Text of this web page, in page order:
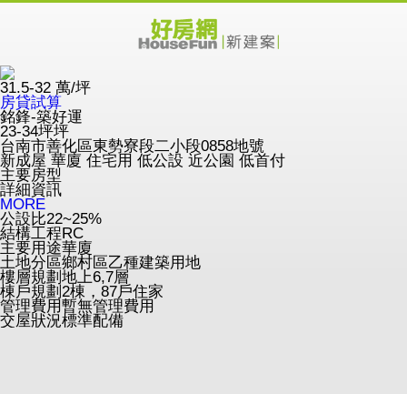
31.5-32 萬/坪
房貸試算
銘鋒-築好運
23-34坪坪
台南市善化區東勢寮段二小段0858地號
新成屋 華廈 住宅用 低公設 近公園 低首付
主要房型
詳細資訊
MORE
公設比22~25%
結構工程RC
主要用途華廈
土地分區鄉村區乙種建築用地
樓層規劃 地上6,7層
棟戶規劃 2棟，87戶住家
管理費用暫無管理費用
交屋狀況標準配備